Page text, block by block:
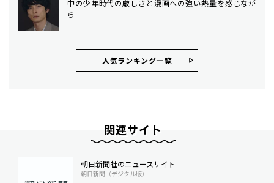
中の少年時代の厳しさと漫画への強い熱量を感じなが
ら
人気ランキング⼀覧
関連サイト
朝日新聞社のニュースサイト
朝日新聞（デジタル版）